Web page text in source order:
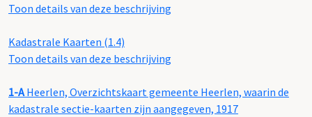
Toon details van deze beschrijving
Kadastrale Kaarten (1.4)
Toon details van deze beschrijving
1-AHeerlen, Overzichtskaart gemeente Heerlen, waarin de
kadastrale sectie-kaarten zijn aangegeven, 1917